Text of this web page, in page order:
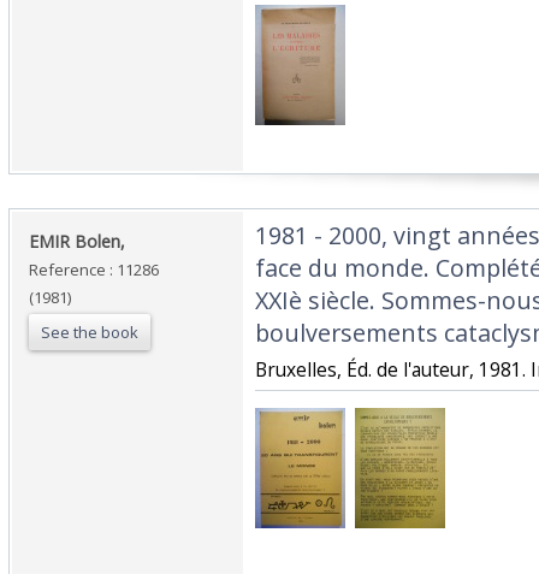
‎EMIR Bolen,‎
Reference : 11286
(1981)
See the book
‎1981 - 2000, vingt
face du monde.
XXIè siècle. Sommes-
boulversements
‎Bruxelles, Éd. de l'auteur, 1981.